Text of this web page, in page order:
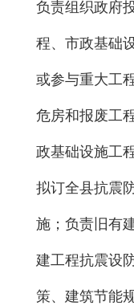
负责组织政府
程、市政基础
或参与重大工
危房和报废工
政基础设施工
拟订全县抗震
施；负责旧有
建工程抗震设
策、建筑节能